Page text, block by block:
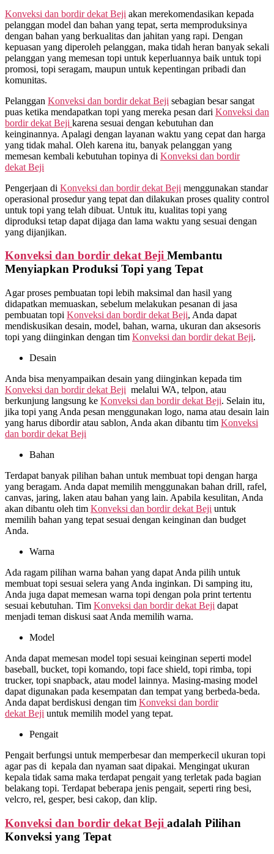
Konveksi dan bordir dekat Beji akan merekomendasikan kepada
pelanggan model dan bahan yang tepat, serta memproduksinya
dengan bahan yang berkualitas dan jahitan yang rapi. Dengan
kepuasan yang diperoleh pelanggan, maka tidah heran banyak sekali
pelanggan yang memesan topi untuk keperluannya baik untuk topi
promosi, topi seragam, maupun untuk kepentingan pribadi dan
komunitas.
Pelanggan Konveksi dan bordir dekat Beji sebagian besar sangat
puas ketika mendapatkan topi yang mereka pesan dari Konveksi dan
bordir dekat Beji karena sesuai dengan kebutuhan dan
keinginannya. Apalagi dengan layanan waktu yang cepat dan harga
yang tidak mahal. Oleh karena itu, banyak pelanggan yang
memesan kembali kebutuhan topinya di Konveksi dan bordir
dekat Beji
Pengerjaan di Konveksi dan bordir dekat Beji menggunakan standar
operasional prosedur yang tepat dan dilakukan proses quality control
untuk topi yang telah dibuat. Untuk itu, kualitas topi yang
diproduksi tetap dapat dijaga dan lama waktu yang sesuai dengan
yang dijanjikan.
Konveksi dan bordir dekat Beji Membantu
Menyiapkan Produksi Topi yang Tepat
Agar proses pembuatan topi lebih maksimal dan hasil yang
didapatkan memuaskan, sebelum melakukan pesanan di jasa
pembuatan topi Konveksi dan bordir dekat Beji, Anda dapat
mendiskusikan desain, model, bahan, warna, ukuran dan aksesoris
topi yang diinginkan dengan tim Konveksi dan bordir dekat Beji.
Desain
Anda bisa menyampaikan desain yang diinginkan kepada tim
Konveksi dan bordir dekat Beji melalui WA, telpon, atau
berkunjung langsung ke Konveksi dan bordir dekat Beji. Selain itu,
jika topi yang Anda pesan menggunakan logo, nama atau desain lain
yang harus dibordir atau sablon, Anda akan dibantu tim Konveksi
dan bordir dekat Beji
Bahan
Terdapat banyak pilihan bahan untuk membuat topi dengan harga
yang beragam. Anda dapat memilih menggunakan bahan drill, rafel,
canvas, jaring, laken atau bahan yang lain. Apabila kesulitan, Anda
akan dibantu oleh tim Konveksi dan bordir dekat Beji untuk
memilih bahan yang tepat sesuai dengan keinginan dan budget
Anda.
Warna
Ada ragam pilihan warna bahan yang dapat Anda pilih untuk
membuat topi sesuai selera yang Anda inginkan. Di samping itu,
Anda juga dapat memesan warna topi dengan pola print tertentu
sesuai kebutuhan. Tim Konveksi dan bordir dekat Beji dapat
menjadi teman diskusi saat Anda memilih warna.
Model
Anda dapat memesan model topi sesuai keinginan seperti model
baseball, bucket, topi komando, topi face shield, topi rimba, topi
trucker, topi snapback, atau model lainnya. Masing-masing model
dapat digunakan pada kesempatan dan tempat yang berbeda-beda.
Anda dapat berdiskusi dengan tim Konveksi dan bordir
dekat Beji untuk memilih model yang tepat.
Pengait
Pengait berfungsi untuk memperbesar dan memperkecil ukuran topi
agar pas di kepala dan nyaman saat dipakai. Mengingat ukuran
kepala tidak sama maka terdapat pengait yang terletak pada bagian
belakang topi. Terdapat beberapa jenis pengait, seperti ring besi,
velcro, rel, gesper, besi cakop, dan klip.
Konveksi dan bordir dekat Beji adalah Pilihan
Konveksi yang Tepat